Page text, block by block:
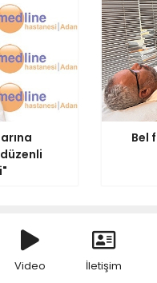
Bel
Video İletişim